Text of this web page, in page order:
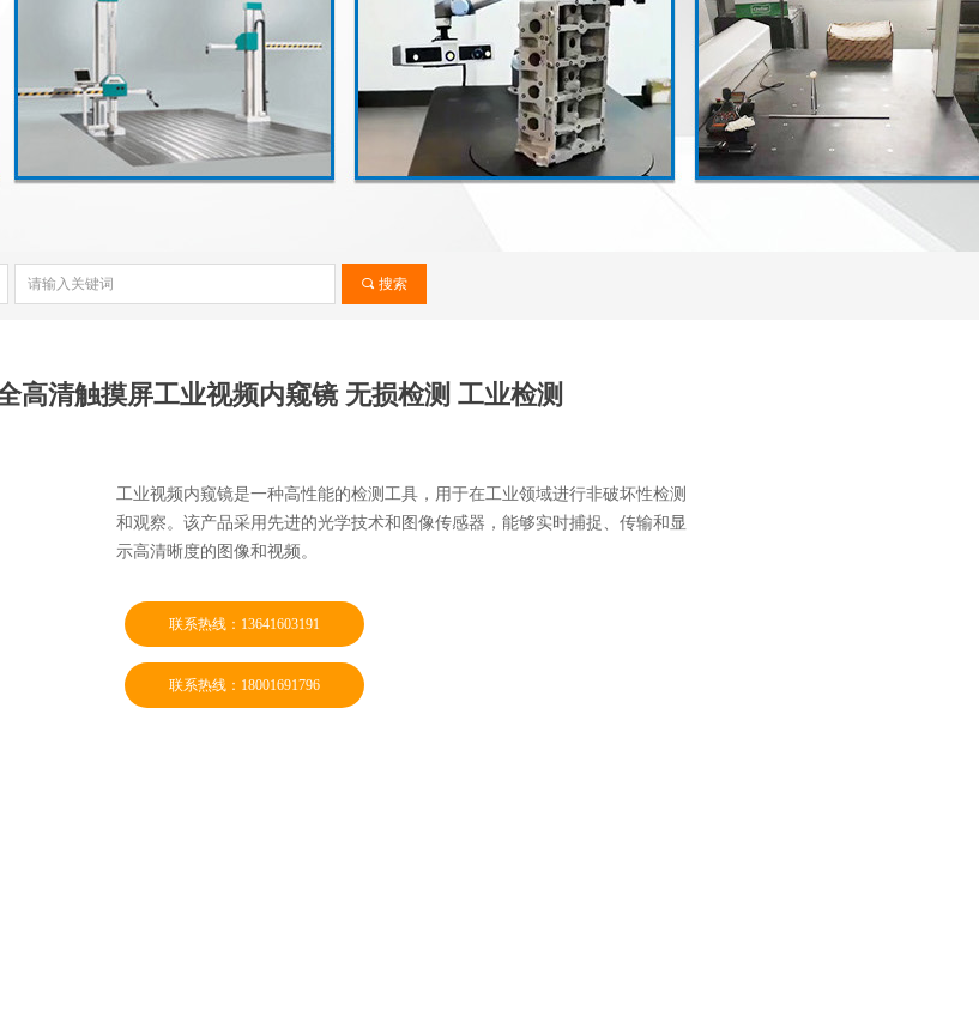
끠 搜索
高清触摸屏工业视频内窥镜 无损检测 工业检测
联系热线：13641603191
联系热线：18001691796
工业视频内窥镜是一种高性能的检测工具，用于在工业领域进行非破坏性检测
和观察。该产品采用先进的光学技术和图像传感器，能够实时捕捉、传输和显
示高清晰度的图像和视频。